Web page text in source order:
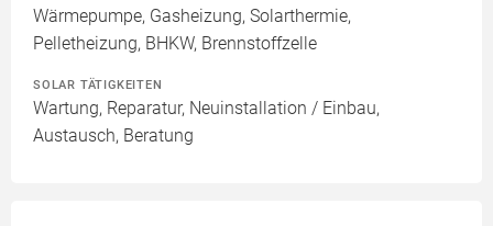
Wärmepumpe, Gasheizung, Solarthermie,
Pelletheizung, BHKW, Brennstoffzelle
SOLAR TÄTIGKEITEN
Wartung, Reparatur, Neuinstallation / Einbau,
Austausch, Beratung